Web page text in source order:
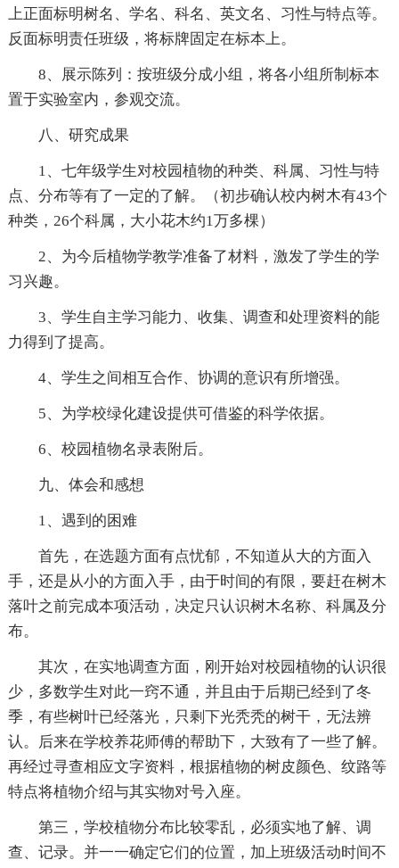
上正面标明树名、学名、科名、英文名、习性与特点等。
反面标明责任班级，将标牌固定在标本上。
8、展示陈列：按班级分成小组，将各小组所制标本
置于实验室内，参观交流。
八、研究成果
1、七年级学生对校园植物的种类、科属、习性与特
点、分布等有了一定的了解。（初步确认校内树木有43个
种类，26个科属，大小花木约1万多棵）
2、为今后植物学教学准备了材料，激发了学生的学
习兴趣。
3、学生自主学习能力、收集、调查和处理资料的能
力得到了提高。
4、学生之间相互合作、协调的意识有所增强。
5、为学校绿化建设提供可借鉴的科学依据。
6、校园植物名录表附后。
九、体会和感想
1、遇到的困难
首先，在选题方面有点忧郁，不知道从大的方面入
手，还是从小的方面入手，由于时间的有限，要赶在树木
落叶之前完成本项活动，决定只认识树木名称、科属及分
布。
其次，在实地调查方面，刚开始对校园植物的认识很
少，多数学生对此一窍不通，并且由于后期已经到了冬
季，有些树叶已经落光，只剩下光秃秃的树干，无法辨
认。后来在学校养花师傅的帮助下，大致有了一些了解。
再经过寻查相应文字资料，根据植物的树皮颜色、纹路等
特点将植物介绍与其实物对号入座。
第三，学校植物分布比较零乱，必须实地了解、调
查、记录。并一一确定它们的位置，加上班级活动时间不